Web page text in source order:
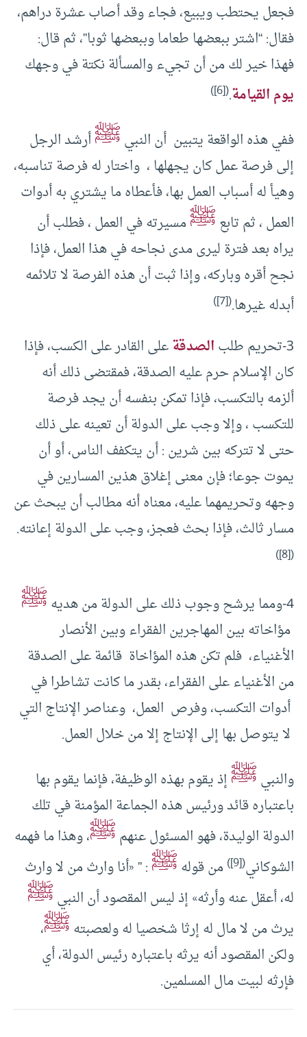
فجعل يحتطب ويبيع، فجاء وقد أصاب عشرة دراهم،
فقال: “اشتر ببعضها طعاما وببعضها ثوبا”، ثم قال:
فهذا خير لك من أن تجيء والمسألة نكتة في وجهك
يوم القيامة.
(
[6]
)
ففي هذه الواقعة يتبين أن النبيﷺأرشد الرجل
إلى فرصة عمل كان يجهلها ، واختار له فرصة تناسبه،
وهيأ له أسباب العمل بها، فأعطاه ما يشتري به أدوات
العمل ، ثم تابعﷺمسيرته في العمل ، فطلب أن
يراه بعد فترة ليرى مدى نجاحه في هذا العمل، فإذا
نجح أقره وباركه، وإذا ثبت أن هذه الفرصة لا تلائمه
أبدله غيرها.(
[7]
)
3-تحريم طلب الصدقةعلى القادر على الكسب، فإذا
كان الإسلام حرم عليه الصدقة، فمقتضى ذلك أنه
ألزمه بالتكسب، فإذا تمكن بنفسه أن يجد فرصة
للتكسب ، وإلا وجب على الدولة أن تعينه على ذلك
حتى لا تتركه بين شرين : أن يتكفف الناس، أو أن
يموت جوعا؛ فإن معنى إغلاق هذين المسارين في
وجهه وتحريمهما عليه، معناه أنه مطالب أن يبحث عن
مسار ثالث، فإذا بحث فعجز، وجب على الدولة إعانته.
(
[8]
)
4-ومما يرشح وجوب ذلك على الدولة من هديه ﷺ
مؤاخاته بين المهاجرين الفقراء وبين الأنصار
الأغنياء، فلم تكن هذه المؤاخاة قائمة على الصدقة
من الأغنياء على الفقراء، بقدر ما كانت تشاطرا في
أدوات التكسب، وفرص العمل، وعناصر الإنتاج التي
لا يتوصل بها إلى الإنتاج إلا من خلال العمل.
والنبيﷺإذ يقوم بهذه الوظيفة، فإنما يقوم بها
باعتباره قائد ورئيس هذه الجماعة المؤمنة في تلك
الدولة الوليدة، فهو المسئول عنهمﷺ، وهذا ما فهمه
الشوكاني(
[9]
) من قولهﷺ: ” «أنا وارث من لا وارث
له، أعقل عنه وأرثه» إذ ليس المقصود أن النبيﷺ
يرث من لا مال له إرثا شخصيا له ولعصبتهﷺ،
ولكن المقصود أنه يرثه باعتباره رئيس الدولة، أي
فإرثه لبيت مال المسلمين.